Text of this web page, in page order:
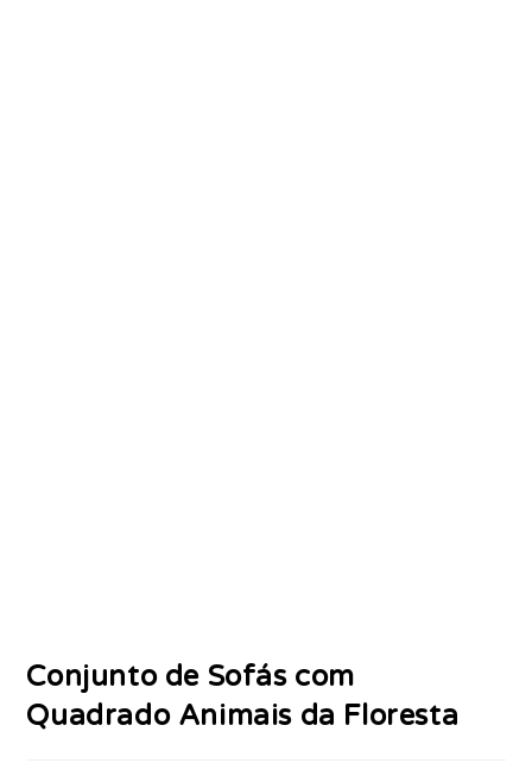
Conjunto de Sofás com
Quadrado Animais da Floresta